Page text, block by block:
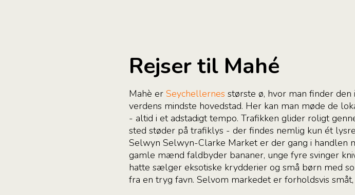
Rejser til Mahé
Mahè er Seychellernes største ø, hvor man finder
verdens mindste hovedstad. Her kan man møde de
- altid i et adstadigt tempo. Trafikken glider roligt
sted støder på trafiklys - der findes nemlig kun ét
Selwyn Selwyn-Clarke Market er der gang i handlen
gamle mænd faldbyder bananer, unge fyre svinger
hatte sælger eksotiske krydderier og små børn med
fra en tryg favn. Selvom markedet er forholdsvis